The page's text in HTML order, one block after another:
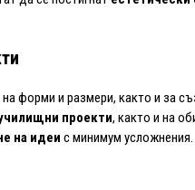
на форми и размери, както и за
проекти, както и на
на идеи с минимум усложнения.